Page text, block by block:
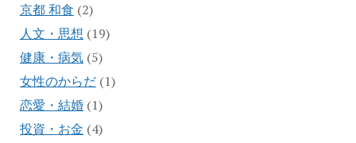
京都 和食 (2)
人文・思想 (19)
健康・病気(5)
女性のからだ(1)
恋愛・結婚(1)
投資・お金 (4)